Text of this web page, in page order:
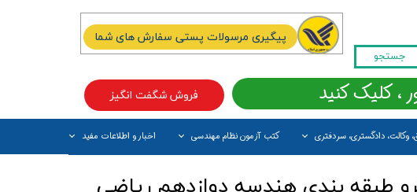
جستجو
وکالت، دادگستری، سردفتری کتب آزمون نظام مهندسی اخبار و اطلاعات مفید
فروش شگفت انگیز ، کلیک کنید
پیگیری مرسولات پستی سفارش های شما